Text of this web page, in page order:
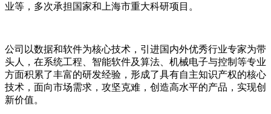
业等，多次承担国家和上海市重大科研项目。
公司以数据和软件为核心技术，引进国内外优秀行业专家为带
头人，在系统工程、智能软件及算法、机械电子与控制等专业
方面积累了丰富的研发经验，形成了具有自主知识产权的核心
技术，面向市场需求，攻坚克难，创造高水平的产品，实现创
新价值。